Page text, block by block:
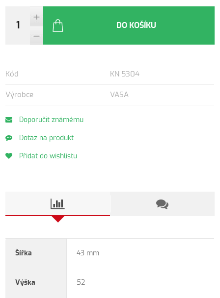
DO KOŠÍKU
Kód KN 5304
Výrobce VASA
Doporučit známému
Dotaz na produkt
Přidat do wishlistu
Šířka 43 mm
Výška 52